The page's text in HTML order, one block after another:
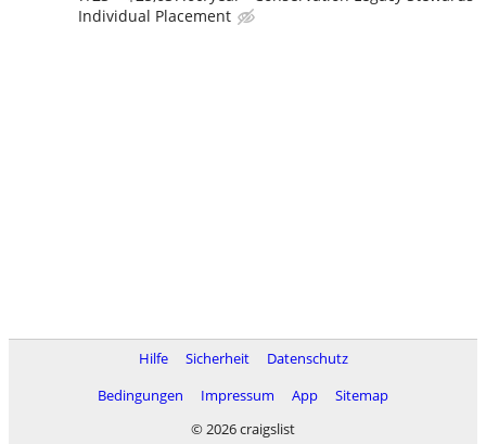
Individual Placement
Hilfe Sicherheit
Datenschutz
Bedingungen
Impressum App
Sitemap
© 2026 craigslist